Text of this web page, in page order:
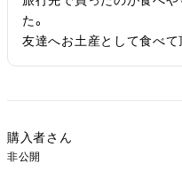
た。
友達へお土産として食べて
購入者
非公開